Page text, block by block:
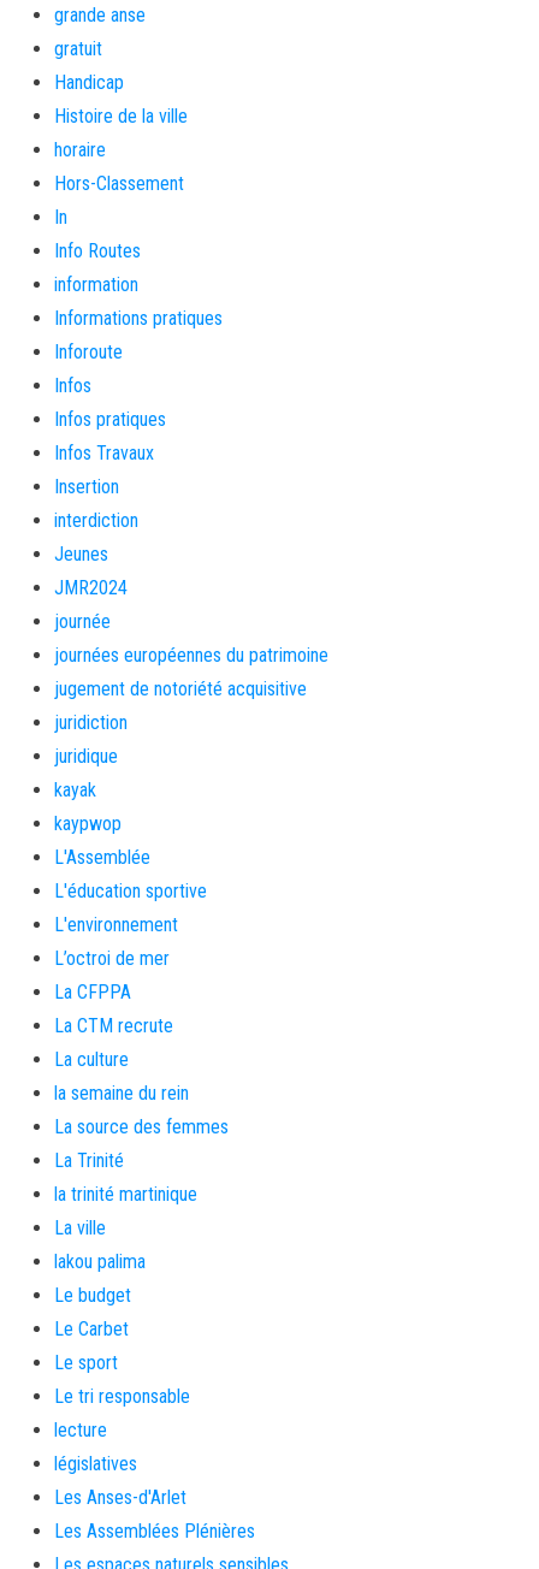
grande anse
gratuit
Handicap
Histoire de la ville
horaire
Hors-Classement
In
Info Routes
information
Informations pratiques
Inforoute
Infos
Infos pratiques
Infos Travaux
Insertion
interdiction
Jeunes
JMR2024
journée
journées européennes du patrimoine
jugement de notoriété acquisitive
juridiction
juridique
kayak
kaypwop
L'Assemblée
L'éducation sportive
L'environnement
L’octroi de mer
La CFPPA
La CTM recrute
La culture
la semaine du rein
La source des femmes
La Trinité
la trinité martinique
La ville
lakou palima
Le budget
Le Carbet
Le sport
Le tri responsable
lecture
législatives
Les Anses-d'Arlet
Les Assemblées Plénières